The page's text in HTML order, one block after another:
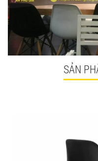
SẢN